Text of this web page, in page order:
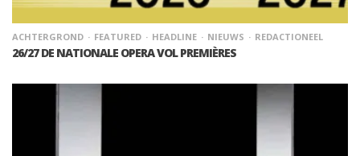
ACHTERGROND FEATURED HEADLINE NIEUWS REDACTIONEEL
26/27 DE NATIONALE OPERA VOL PREMIÈRES